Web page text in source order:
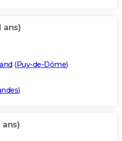
ans)
(Puy-de-Dôme)
)
ans)